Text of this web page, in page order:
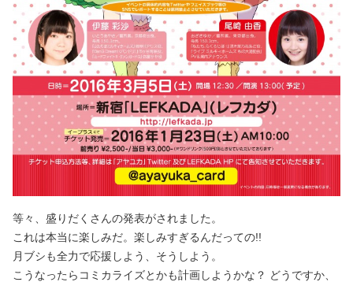
等々、盛りだくさんの発表がされました。
これは本当に楽しみだ。楽しみすぎるんだっての!!
月ブシも全力で応援しよう、そうしよう。
こうなったらコミカライズとかも計画しようかな？ どうですか、